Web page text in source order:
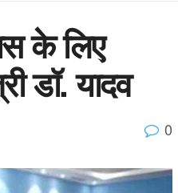
के लिए
डॉ. यादव
0